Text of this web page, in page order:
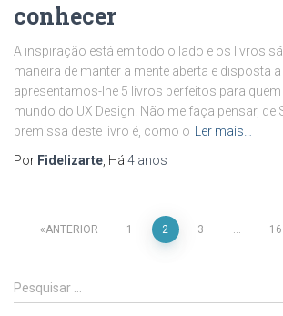
conhecer
A inspiração está em todo o lado e os livros
maneira de manter a mente aberta e disposta
apresentamos-lhe 5 livros perfeitos para
mundo do UX Design. Não me faça pensar, de
premissa deste livro é, como o Ler mais…
Por Fidelizarte , Há 4 anos
Paginação
dos
ANTERIOR 1 2 3 16
P
e
Pesquisar …